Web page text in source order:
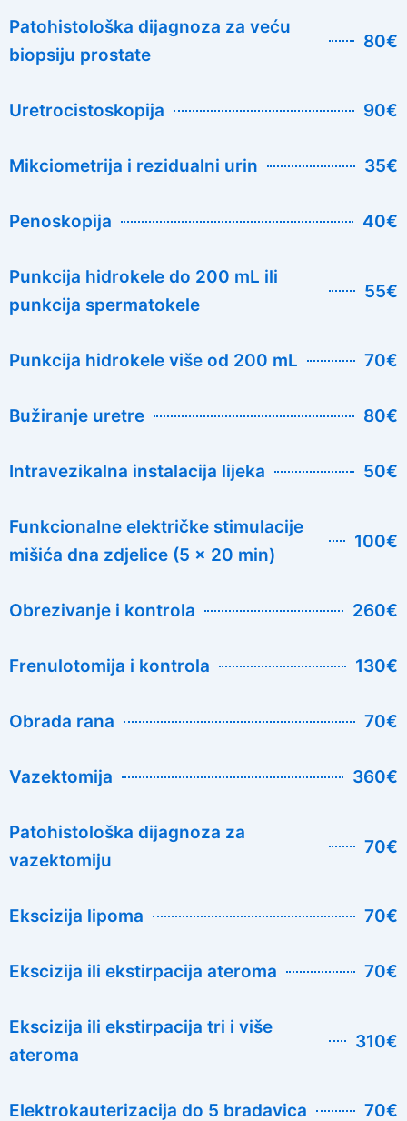
Patohistološka dijagnoza za veću
biopsiju prostate
80€
Uretrocistoskopija 90€
Mikciometrija i rezidualni urin 35€
Penoskopija 40€
Punkcija hidrokele do 200 mL ili
punkcija spermatokele
55€
Punkcija hidrokele više od 200 mL 70€
Bužiranje uretre 80€
Intravezikalna instalacija lijeka 50€
Funkcionalne električke stimulacije
mišića dna zdjelice (5 x 20 min)
100€
Obrezivanje i kontrola 260€
Frenulotomija i kontrola 130€
Obrada rana 70€
Vazektomija 360€
Patohistološka dijagnoza za
vazektomiju
70€
Ekscizija lipoma 70€
Ekscizija ili ekstirpacija ateroma 70€
Ekscizija ili ekstirpacija tri i više
ateroma
310€
Elektrokauterizacija do 5 bradavica 70€